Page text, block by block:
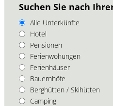
Suchen Sie nach
Alle Unterkünfte
Hotel
Pensionen
Ferienwohungen
Ferienhäuser
Bauernhöfe
Berghütten / Skihütten
Camping